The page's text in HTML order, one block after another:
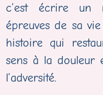
c’est écrire un
épreuves de sa
histoire qui
sens à la douleur
l’adversité.